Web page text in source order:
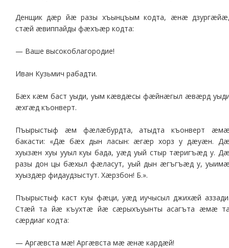
Денщик дæр йæ разы хъынцъым кодта, æнæ
стæй æвиппайды фæхъæр кодта:
— Ваше высокоблагородие!
Иван Кузьмич рабадти.
Бæх кæм баст уыди, уым кæвдæсы фæйнæгыл æвæрд
æхгæд къонверт.
Пъырыстыф æм фæлæбурдта, атыдта къонверт
бакасти: «Дæ бæх дын ласын: æгæр хорз у дæуæн.
хуызæн хуы ууыл куы бада, уæд уый стыр тæригъæд у.
разы дон цы бæхыл фæласут, уый дын æгъгъæд у,
хуыздæр фидаудзыстут. Хæрзбон! Б.».
Пъырыстыф каст куы фæци, уæд иучысыл джихæй
Стæй та йæ къухтæ йæ сæрыхъуынты асагъта æмæ
сæрдиаг кодта:
— Аргæвста мæ! Аргæвста мæ æнæ кардæй!